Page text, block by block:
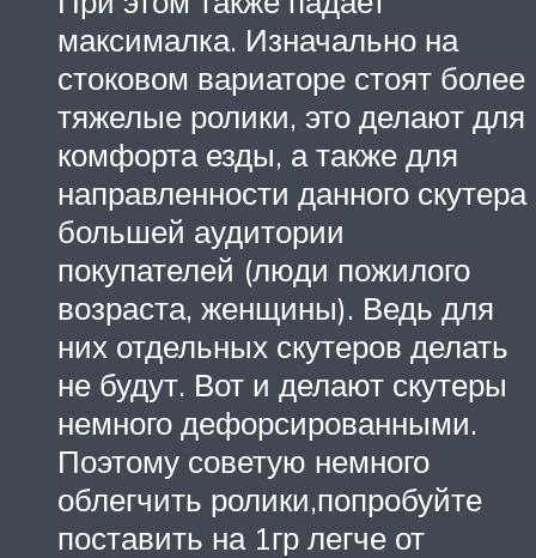
максималка. Изначально на
стоковом вариаторе стоят более
тяжелые ролики, это делают для
комфорта езды, а также для
направленности данного скутера
большей аудитории
покупателей (люди пожилого
возраста, женщины). Ведь для
них отдельных скутеров делать
не будут. Вот и делают скутеры
немного дефорсированными.
Поэтому советую немного
облегчить ролики,попробуйте
поставить на 1гр легче от